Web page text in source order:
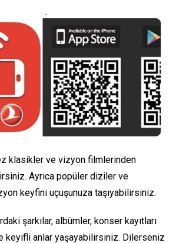
ve vizyon filmlerinden
Ayrıca popüler diziler ve
keyfini uçuşunuza taşıyabilirsiniz.
şarkılar, albümler, konser kayıtları
keyifli anlar yaşayabilirsiniz. Dilerseniz